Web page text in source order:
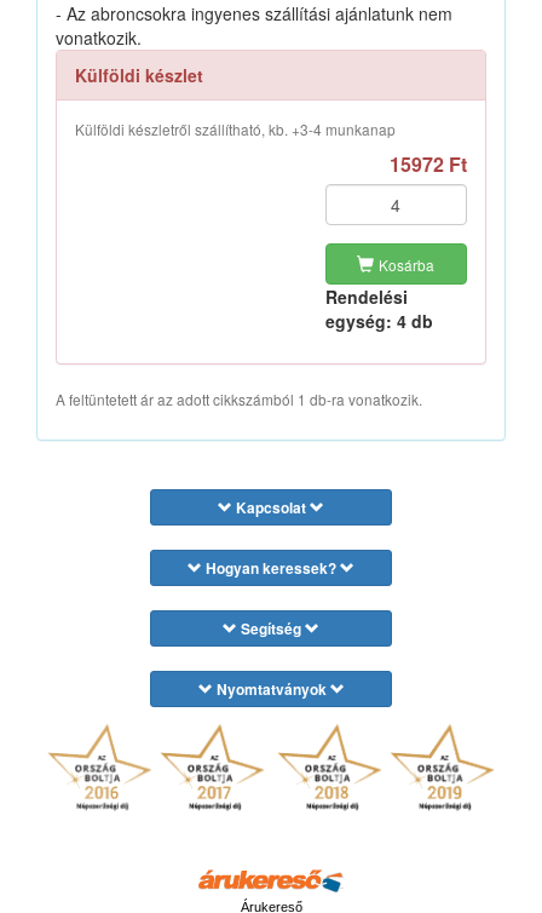
- Az abroncsokra ingyenes szállítási ajánlatunk nem
vonatkozik.
Külföldi készlet
Külföldi készletről szállítható, kb. +3-4 munkanap
15972 Ft
Kosárba
Rendelési
egység: 4 db
A feltüntetett ár az adott cikkszámból 1 db-ra vonatkozik.
Kapcsolat
Hogyan keressek?
Segítség
Nyomtatványok
Árukereső